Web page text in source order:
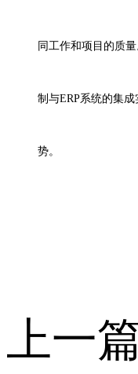
同工作和项目的质
制与ERP系统的集
势。
上一